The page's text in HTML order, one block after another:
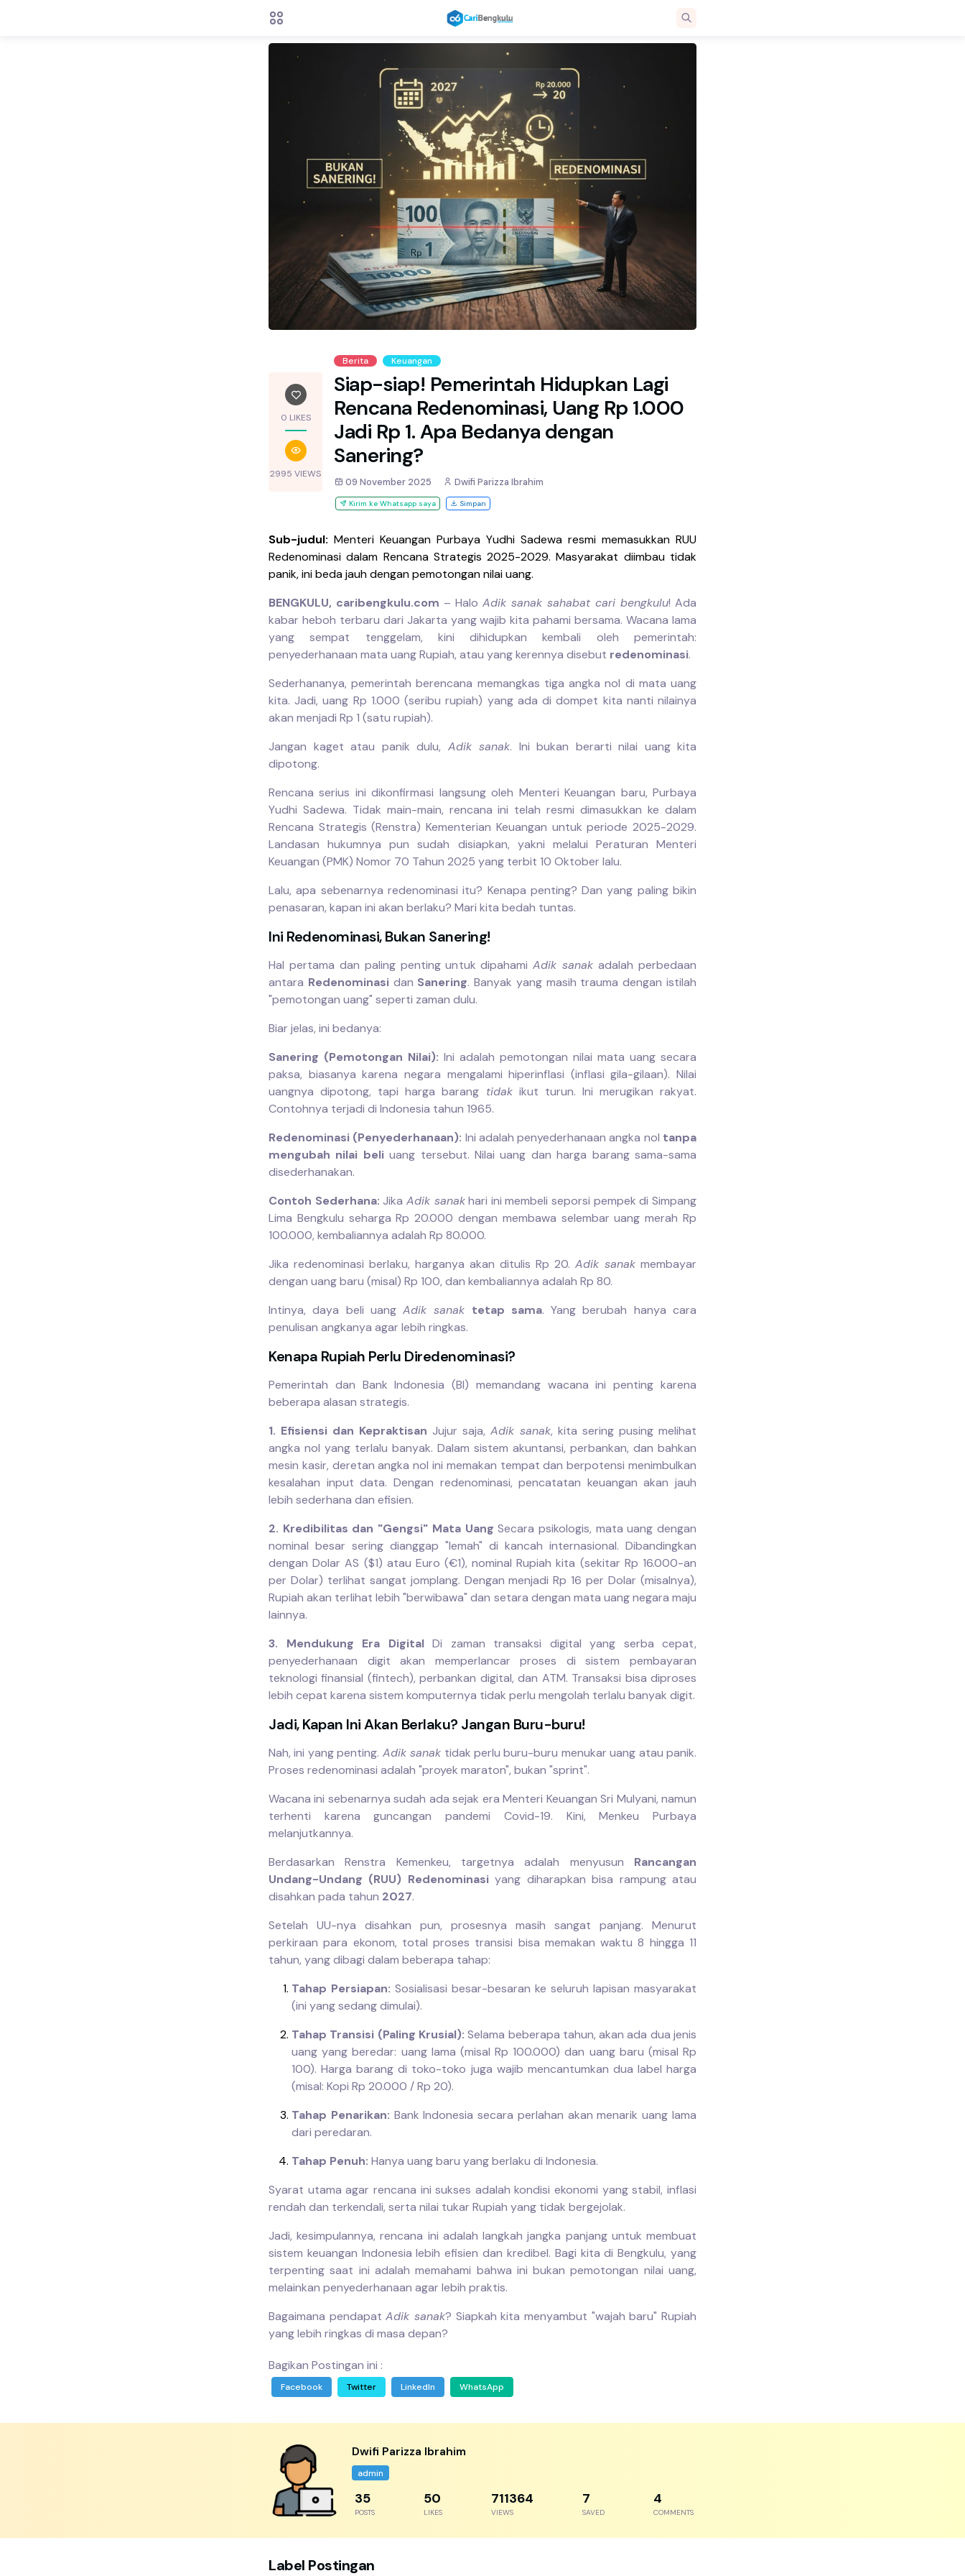
0 LIKES
2995 VIEWS
Berita Keuangan
Siap-siap! Pemerintah Hidupkan Lagi
Rencana Redenominasi, Uang Rp 1.000
Jadi Rp 1. Apa Bedanya dengan
Sanering?
09 November 2025 Dwifi Parizza Ibrahim
Kirim ke Whatsapp saya Simpan
Sub-judul: Menteri Keuangan Purbaya Yudhi Sadewa resmi memasukkan RUU
Redenominasi dalam Rencana Strategis 2025-2029. Masyarakat diimbau tidak
panik, ini beda jauh dengan pemotongan nilai uang.
BENGKULU, caribengkulu.com – Halo Adik sanak sahabat cari bengkulu! Ada
kabar heboh terbaru dari Jakarta yang wajib kita pahami bersama. Wacana lama
yang sempat tenggelam, kini dihidupkan kembali oleh pemerintah:
penyederhanaan mata uang Rupiah, atau yang kerennya disebut redenominasi.
Sederhananya, pemerintah berencana memangkas tiga angka nol di mata uang
kita. Jadi, uang Rp 1.000 (seribu rupiah) yang ada di dompet kita nanti nilainya
akan menjadi Rp 1 (satu rupiah).
Jangan kaget atau panik dulu, Adik sanak. Ini bukan berarti nilai uang kita
dipotong.
Rencana serius ini dikonfirmasi langsung oleh Menteri Keuangan baru, Purbaya
Yudhi Sadewa. Tidak main-main, rencana ini telah resmi dimasukkan ke dalam
Rencana Strategis (Renstra) Kementerian Keuangan untuk periode 2025-2029.
Landasan hukumnya pun sudah disiapkan, yakni melalui Peraturan Menteri
Keuangan (PMK) Nomor 70 Tahun 2025 yang terbit 10 Oktober lalu.
Lalu, apa sebenarnya redenominasi itu? Kenapa penting? Dan yang paling bikin
penasaran, kapan ini akan berlaku? Mari kita bedah tuntas.
Ini Redenominasi, Bukan Sanering!
Hal pertama dan paling penting untuk dipahamiAdik sanak adalah perbedaan
antara Redenominasidan Sanering. Banyak yang masih trauma dengan istilah
"pemotongan uang" seperti zaman dulu.
Biar jelas, ini bedanya:
Sanering (Pemotongan Nilai): Ini adalah pemotongan nilai mata uang secara
paksa, biasanya karena negara mengalami hiperinflasi (inflasi gila-gilaan). Nilai
uangnya dipotong, tapi harga barang tidakikut turun. Ini merugikan rakyat.
Contohnya terjadi di Indonesia tahun 1965.
Redenominasi (Penyederhanaan): Ini adalah penyederhanaan angka nol tanpa
mengubah nilai beliuang tersebut. Nilai uang dan harga barang sama-sama
disederhanakan.
Contoh Sederhana: Jika Adik sanakhari ini membeli seporsi pempek di Simpang
Lima Bengkulu seharga Rp 20.000 dengan membawa selembar uang merah Rp
100.000, kembaliannya adalah Rp 80.000.
Jika redenominasi berlaku, harganya akan ditulis Rp 20. Adik sanak membayar
dengan uang baru (misal) Rp 100, dan kembaliannya adalah Rp 80.
Intinya, daya beli uangAdik sanak tetap sama. Yang berubah hanya cara
penulisan angkanya agar lebih ringkas.
Kenapa Rupiah Perlu Diredenominasi?
Pemerintah dan Bank Indonesia (BI) memandang wacana ini penting karena
beberapa alasan strategis.
1. Efisiensi dan Kepraktisan Jujur saja, Adik sanak, kita sering pusing melihat
angka nol yang terlalu banyak. Dalam sistem akuntansi, perbankan, dan bahkan
mesin kasir, deretan angka nol ini memakan tempat dan berpotensi menimbulkan
kesalahan input data. Dengan redenominasi, pencatatan keuangan akan jauh
lebih sederhana dan efisien.
2. Kredibilitas dan "Gengsi" Mata Uang Secara psikologis, mata uang dengan
nominal besar sering dianggap "lemah" di kancah internasional. Dibandingkan
dengan Dolar AS ($1) atau Euro (€1), nominal Rupiah kita (sekitar Rp 16.000-an
per Dolar) terlihat sangat jomplang. Dengan menjadi Rp 16 per Dolar (misalnya),
Rupiah akan terlihat lebih "berwibawa" dan setara dengan mata uang negara maju
lainnya.
3. Mendukung Era DigitalDi zaman transaksi digital yang serba cepat,
penyederhanaan digit akan memperlancar proses di sistem pembayaran
teknologi finansial (fintech), perbankan digital, dan ATM. Transaksi bisa diproses
lebih cepat karena sistem komputernya tidak perlu mengolah terlalu banyak digit.
Jadi, Kapan Ini Akan Berlaku? Jangan Buru-buru!
Nah, ini yang penting. Adik sanak tidak perlu buru-buru menukar uang atau panik.
Proses redenominasi adalah "proyek maraton", bukan "sprint".
Wacana ini sebenarnya sudah ada sejak era Menteri Keuangan Sri Mulyani, namun
terhenti karena guncangan pandemi Covid-19. Kini, Menkeu Purbaya
melanjutkannya.
Berdasarkan Renstra Kemenkeu, targetnya adalah menyusun Rancangan
Undang-Undang (RUU) Redenominasiyang diharapkan bisa rampung atau
disahkan pada tahun 2027.
Setelah UU-nya disahkan pun, prosesnya masih sangat panjang. Menurut
perkiraan para ekonom, total proses transisi bisa memakan waktu 8 hingga 11
tahun, yang dibagi dalam beberapa tahap:
Tahap Persiapan: Sosialisasi besar-besaran ke seluruh lapisan masyarakat
(ini yang sedang dimulai).
Tahap Transisi (Paling Krusial): Selama beberapa tahun, akan ada dua jenis
uang yang beredar: uang lama (misal Rp 100.000) dan uang baru (misal Rp
100). Harga barang di toko-toko juga wajib mencantumkan dua label harga
(misal: Kopi Rp 20.000 / Rp 20).
Tahap Penarikan: Bank Indonesia secara perlahan akan menarik uang lama
dari peredaran.
Tahap Penuh: Hanya uang baru yang berlaku di Indonesia.
Syarat utama agar rencana ini sukses adalah kondisi ekonomi yang stabil, inflasi
rendah dan terkendali, serta nilai tukar Rupiah yang tidak bergejolak.
Jadi, kesimpulannya, rencana ini adalah langkah jangka panjang untuk membuat
sistem keuangan Indonesia lebih efisien dan kredibel. Bagi kita di Bengkulu, yang
terpenting saat ini adalah memahami bahwa ini bukan pemotongan nilai uang,
melainkan penyederhanaan agar lebih praktis.
Bagaimana pendapatAdik sanak? Siapkah kita menyambut "wajah baru" Rupiah
yang lebih ringkas di masa depan?
Bagikan Postingan ini :
Facebook Twitter LinkedIn WhatsApp
Dwifi Parizza Ibrahim
admin
55
POSTS
77
LIKES
1094407
VIEWS
11
SAVED
7
COMMENTS
Label Postingan